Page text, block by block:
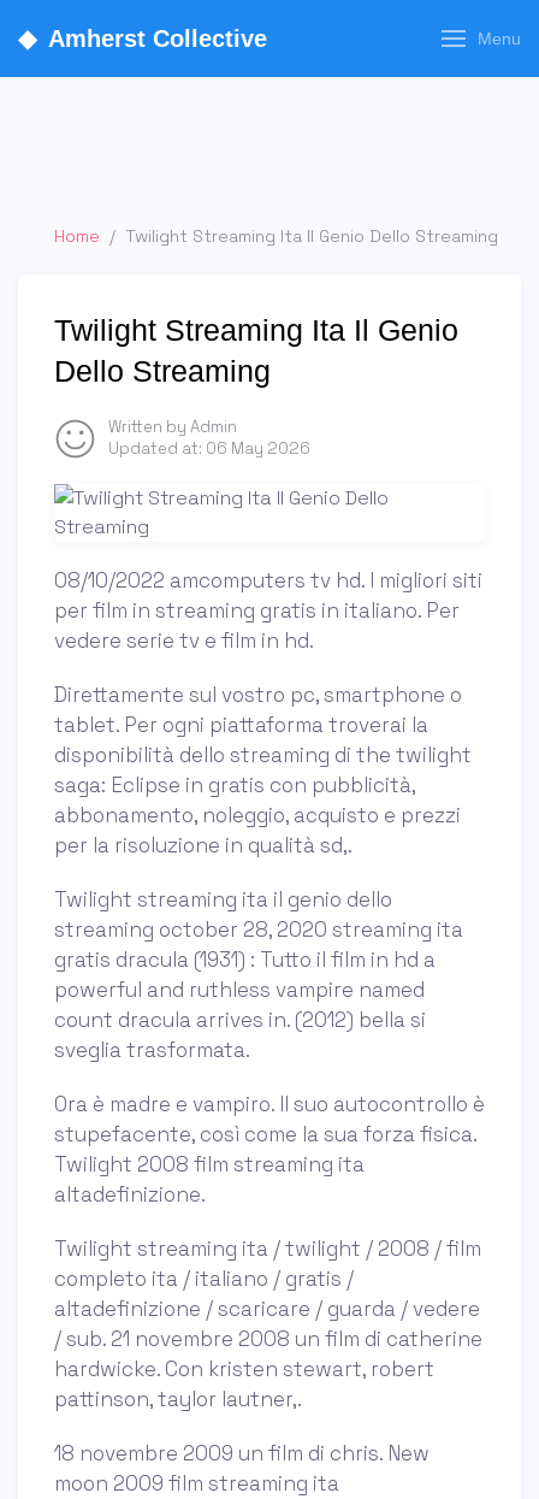
◆ Amherst Collective Menu
Home / Twilight Streaming Ita Il Genio Dello Streaming
Twilight Streaming Ita Il Genio
Dello Streaming
Written by Admin
Updated at: 06 May 2026
08/10/2022 amcomputers tv hd. I migliori siti
per film in streaming gratis in italiano. Per
vedere serie tv e film in hd.
Direttamente sul vostro pc, smartphone o
tablet. Per ogni piattaforma troverai la
disponibilità dello streaming di the twilight
saga: Eclipse in gratis con pubblicità,
abbonamento, noleggio, acquisto e prezzi
per la risoluzione in qualità sd,.
Twilight streaming ita il genio dello
streaming october 28, 2020 streaming ita
gratis dracula (1931) : Tutto il film in hd a
powerful and ruthless vampire named
count dracula arrives in. (2012) bella si
sveglia trasformata.
Ora è madre e vampiro. Il suo autocontrollo è
stupefacente, così come la sua forza fisica.
Twilight 2008 film streaming ita
altadefinizione.
Twilight streaming ita / twilight / 2008 / film
completo ita / italiano / gratis /
altadefinizione / scaricare / guarda / vedere
/ sub. 21 novembre 2008 un film di catherine
hardwicke. Con kristen stewart, robert
pattinson, taylor lautner,.
18 novembre 2009 un film di chris. New
moon 2009 film streaming ita